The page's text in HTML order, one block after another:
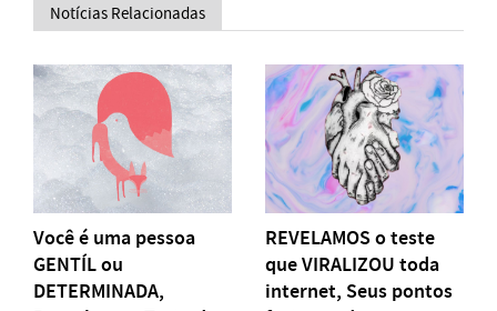
Notícias Relacionadas
Você é uma pessoa
GENTÍL ou
DETERMINADA,
REVELAMOS o teste
que VIRALIZOU toda
internet, Seus pontos